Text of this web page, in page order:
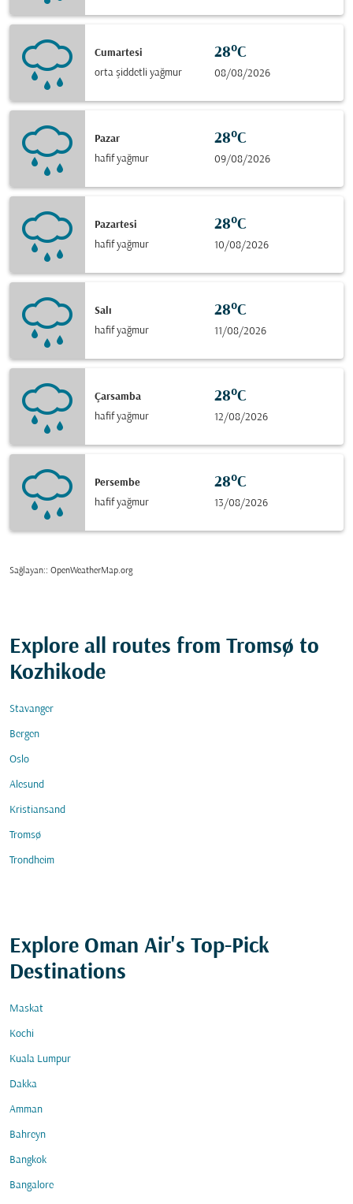
Cumartesi
orta şiddetli yağmur
28°C
08/08/2026
Pazar
hafif yağmur
28°C
09/08/2026
Pazartesi
hafif yağmur
28°C
10/08/2026
Salı
hafif yağmur
28°C
11/08/2026
Çarsamba
hafif yağmur
28°C
12/08/2026
Persembe
hafif yağmur
28°C
13/08/2026
Sağlayan:: OpenWeatherMap.org
Explore all routes from Tromsø to
Kozhikode
Stavanger
Bergen
Oslo
Alesund
Kristiansand
Tromsø
Trondheim
Explore Oman Air's Top-Pick
Destinations
Maskat
Kochi
Kuala Lumpur
Dakka
Amman
Bahreyn
Bangkok
Bangalore